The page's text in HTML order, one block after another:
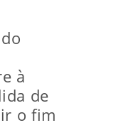
à
de
o fim